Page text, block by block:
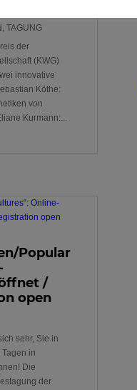
, TAGUNG
der
(KWG)
innovative
Köthe:
von
Kurmann:...
Popular
/
open
sehr, Sie in
in
Die
der